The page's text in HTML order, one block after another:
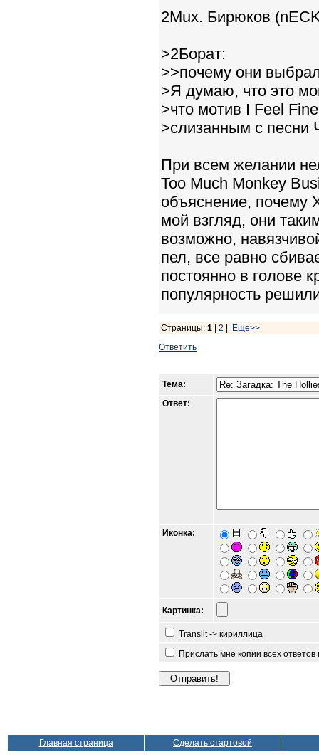
2Mux. Бирюков
>2Борат:
>>почему они
>Я думаю, что это
>что мотив I Feel
>слизанным с песни
При всем желании
Too Much Monkey
объяснение, почему
мой взгляд, они
возможно,
пел, все равно
постоянно в голове
популярность
Страницы: 1 2
Еще>>
Ответить
Тема:
Ответ:
Иконка:
Картинка:
Translit -> кириллица
Прислать мне копии всех
Главная страница Сделать стартовой